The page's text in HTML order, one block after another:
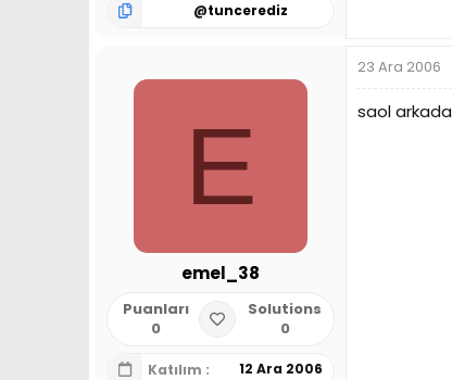
@tuncerediz
E
emel_38
Puanları
0
Solutions
0
Katılım 12 Ara 2006
23 Ara 2006
saol